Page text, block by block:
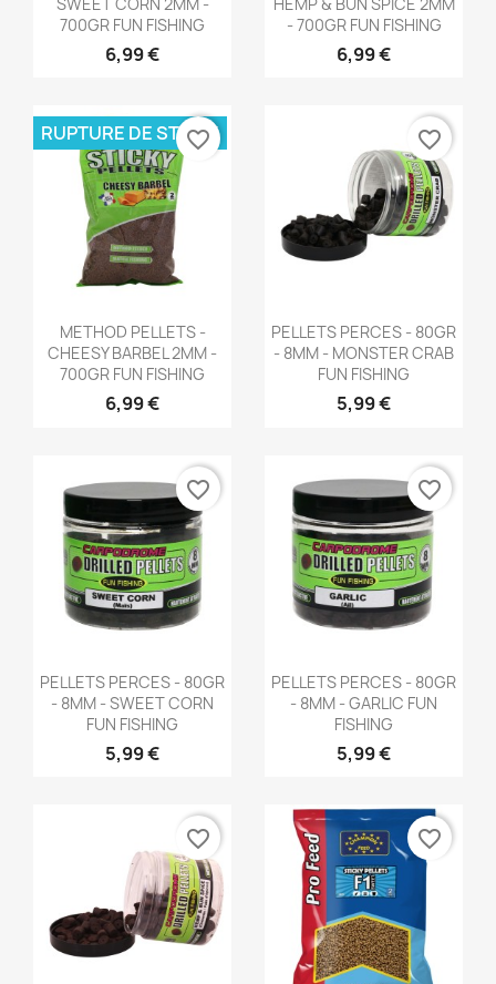
700GR FUN FISHING
6,99 €
- 700GR FUN FISHING
6,99 €
Aperçu rapide
METHOD PELLETS -
CHEESY BARBEL 2MM -
700GR FUN FISHING
6,99 €
RUPTURE DE STOCK
favorite_border
Aperçu rapide
PELLETS PERCES - 80GR
- 8MM - MONSTER CRAB
FUN FISHING
5,99 €
favorite_border
Aperçu rapide
PELLETS PERCES - 80GR
- 8MM - SWEET CORN
FUN FISHING
5,99 €
favorite_border
Aperçu rapide
PELLETS PERCES - 80GR
- 8MM - GARLIC FUN
FISHING
5,99 €
favorite_border
favorite_border favorite_border